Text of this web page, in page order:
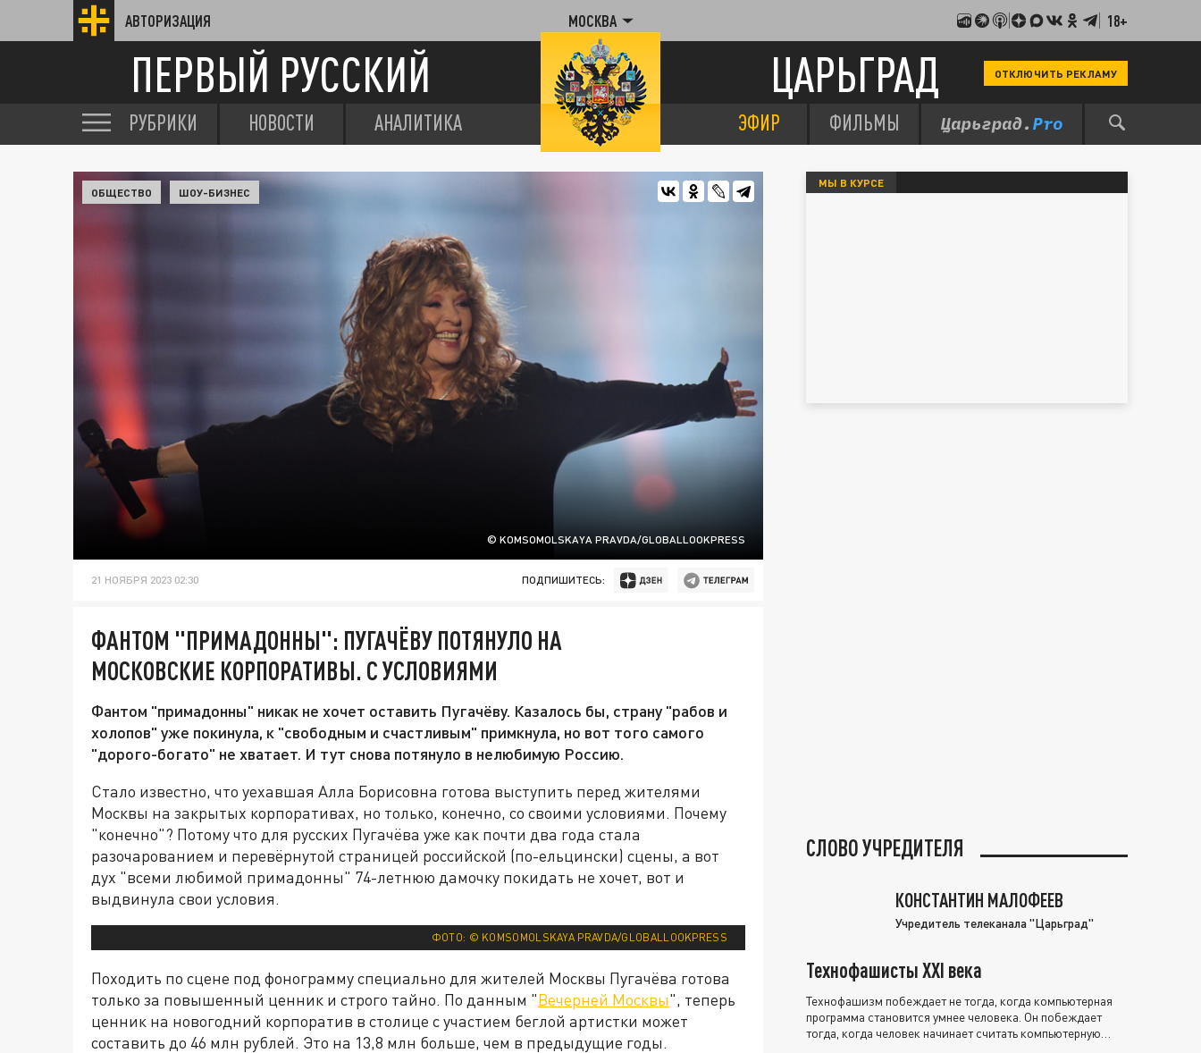
АВТОРИЗАЦИЯ МОСКВА 18+
ПЕРВЫЙ РУССКИЙ ЦАРЬГРАД ОТКЛЮЧИТЬ РЕКЛАМУ
РУБРИКИ НОВОСТИ АНАЛИТИКА ЭФИР ФИЛЬМЫ
© KOMSOMOLSKAYA PRAVDA/GLOBALLOOKPRESS
ОБЩЕСТВО ШОУ-БИЗНЕС
21 НОЯБРЯ 2023 02:30 ПОДПИШИТЕСЬ:
ФАНТОМ "ПРИМАДОННЫ": ПУГАЧЁВУ ПОТЯНУЛО НА
МОСКОВСКИЕ КОРПОРАТИВЫ. С УСЛОВИЯМИ
Фантом "примадонны" никак не хочет оставить Пугачёву. Казалось бы, страну "рабов и
холопов" уже покинула, к "свободным и счастливым" примкнула, но вот того самого
"дорого-богато" не хватает. И тут снова потянуло в нелюбимую Россию.
Стало известно, что уехавшая Алла Борисовна готова выступить перед жителями
Москвы на закрытых корпоративах, но только, конечно, со своими условиями. Почему
"конечно"? Потому что для русских Пугачёва уже как почти два года стала
разочарованием и перевёрнутой страницей российской (по-ельцински) сцены, а вот
дух "всеми любимой примадонны" 74-летнюю дамочку покидать не хочет, вот и
выдвинула свои условия.
ФОТО: © KOMSOMOLSKAYA PRAVDA/GLOBALLOOKPRESS
Походить по сцене под фонограмму специально для жителей Москвы Пугачёва готова
только за повышенный ценник и строго тайно. По данным "Вечерней Москвы", теперь
ценник на новогодний корпоратив в столице с участием беглой артистки может
составить до 46 млн рублей. Это на 13,8 млн больше, чем в предыдущие годы.
МЫ В КУРСЕ
СЛОВО УЧРЕДИТЕЛЯ
КОНСТАНТИН МАЛОФЕЕВ
Учредитель телеканала "Царьград"
Технофашисты XXI века
Технофашизм побеждает не тогда, когда компьютерная
программа становится умнее человека. Он побеждает
тогда, когда человек начинает считать компьютерную